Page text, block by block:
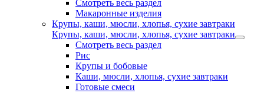
Смотреть весь раздел
Макаронные изделия
Крупы, каши, мюсли, хлопья, сухие завтраки
Крупы, каши, мюсли, хлопья, сухие завтраки
Смотреть весь раздел
Рис
Крупы и бобовые
Каши, мюсли, хлопья, сухие завтраки
Готовые смеси